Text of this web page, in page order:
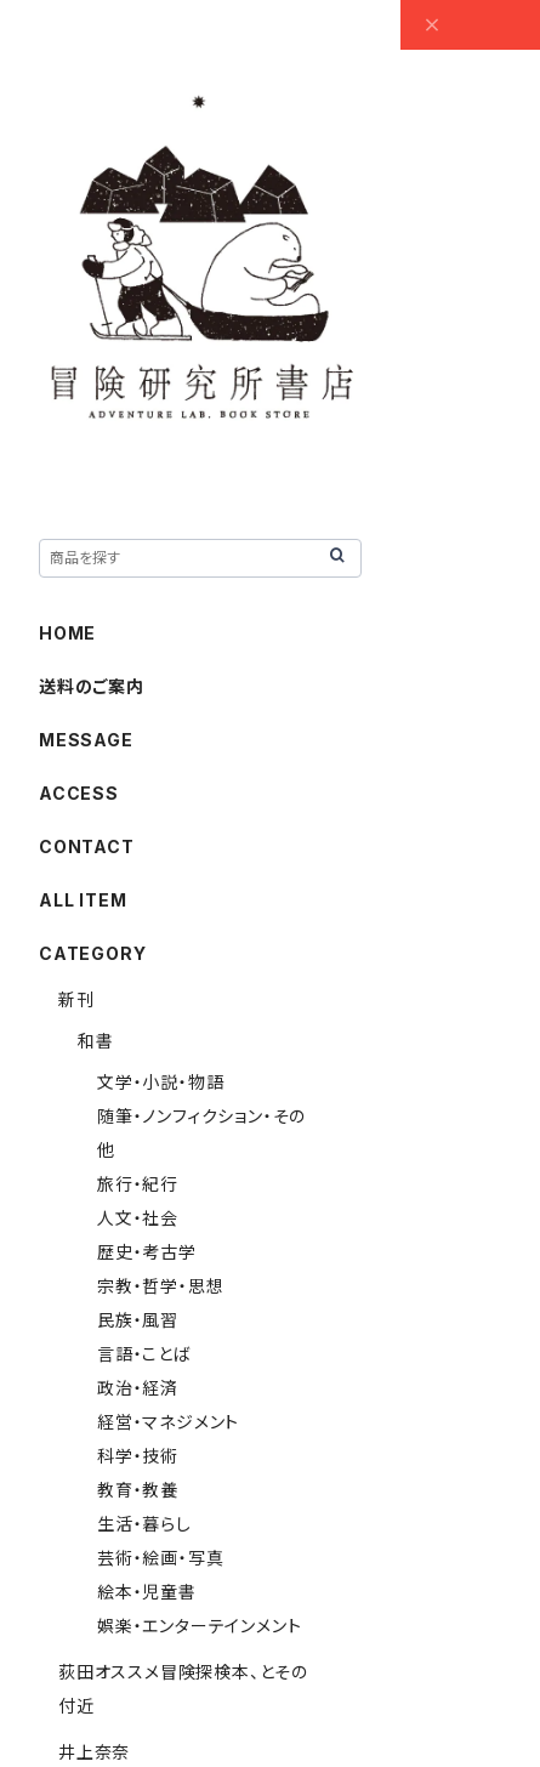
HOME
送料のご案内
MESSAGE
ACCESS
CONTACT
ALL ITEM
CATEGORY
新刊
和書
文学・小説・物語
随筆・ノンフィクション・その
他
旅行・紀行
人文・社会
歴史・考古学
宗教・哲学・思想
民族・風習
言語・ことば
政治・経済
経営・マネジメント
科学・技術
教育・教養
生活・暮らし
芸術・絵画・写真
絵本・児童書
娯楽・エンターテインメント
荻田オススメ冒険探検本、とその
付近
井上奈奈